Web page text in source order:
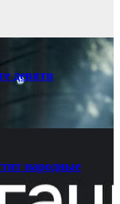
девяти
народные